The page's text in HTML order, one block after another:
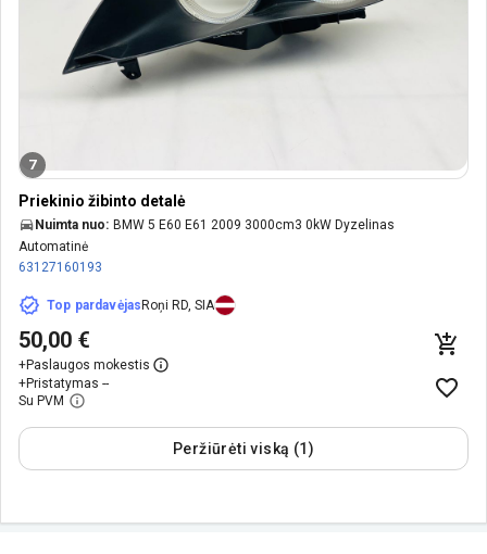
7
Priekinio žibinto detalė
Nuimta nuo: BMW 5 E60 E61 2009 3000cm3 0kW Dyzelinas
Automatinė
63127160193
Top pardavėjasRoņi RD, SIA
50,00 €
+Paslaugos mokestis
+Pristatymas --
Su PVM
Peržiūrėti viską (1)